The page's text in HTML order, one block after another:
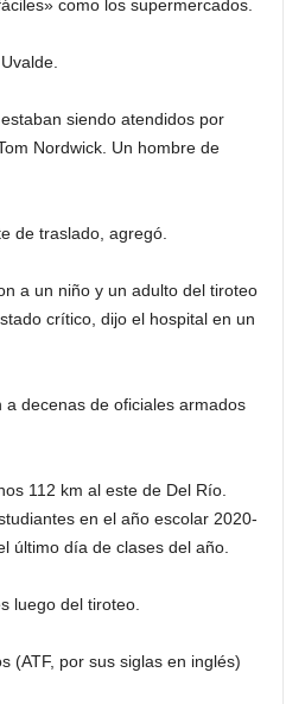
como los supermercados.
siendo atendidos por
Nordwick. Un hombre de
de traslado, agregó.
a un niño y un adulto del tiroteo
crítico, dijo el hospital en un
decenas de oficiales armados
112 km al este de Del Río.
en el año escolar 2020-
último día de clases del año.
luego del tiroteo.
(ATF, por sus siglas en inglés)